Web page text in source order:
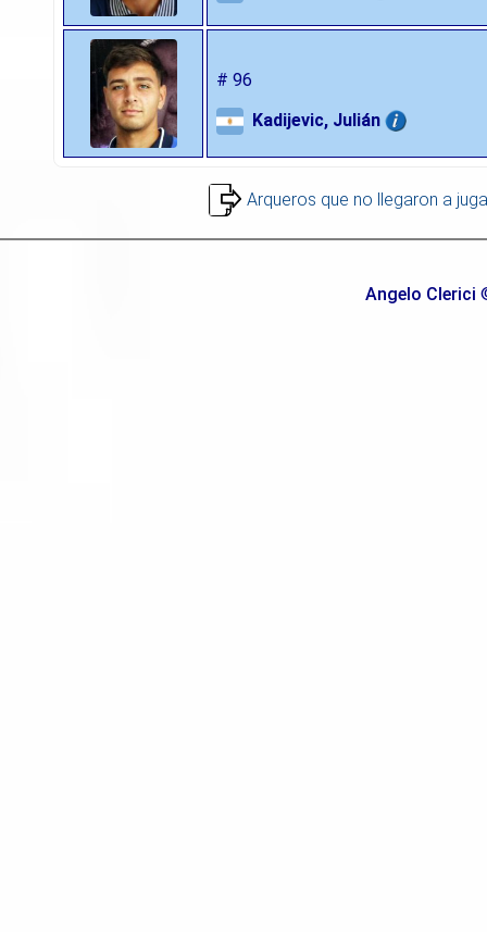
# 96
Kadijevic, Julián
Arqueros que no llegaron a
Angelo Clerici